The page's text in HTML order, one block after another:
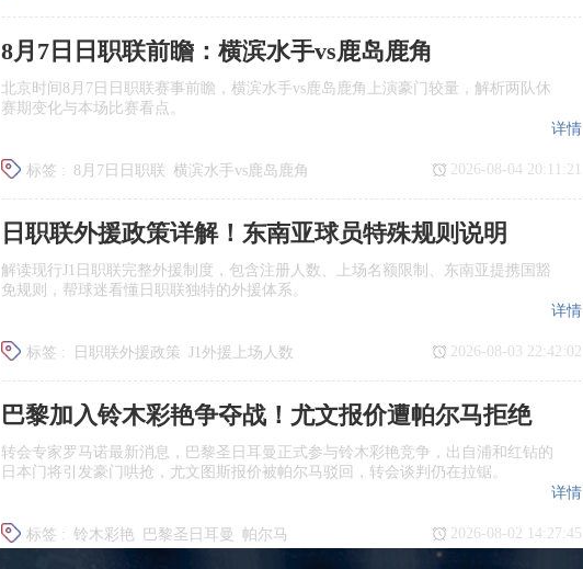
广岛三箭
8月7日日职联前瞻：横滨水手vs鹿岛鹿角
北京时间8月7日日职联赛事前瞻，横滨水手vs鹿岛鹿角上演豪门较量，解析两队休
赛期变化与本场比赛看点。
标签 : 8月7日日职联 横滨水手vs鹿岛鹿角
日职联前瞻 日职联
详情
2026-08-04 20:11:21
日职联外援政策详解！东南亚球员特殊规则说明
解读现行J1日职联完整外援制度，包含注册人数、上场名额限制、东南亚提携国豁
免规则，帮球迷看懂日职联独特的外援体系。
标签 : 日职联外援政策 J1外援上场人数
J联赛提携国球员 日职联亚外规则
详情
2026-08-03 22:42:02
巴黎加入铃木彩艳争夺战！尤文报价遭帕尔马拒绝
转会专家罗马诺最新消息，巴黎圣日耳曼正式参与铃木彩艳竞争，出自浦和红钻的
日本门将引发豪门哄抢，尤文图斯报价被帕尔马驳回，转会谈判仍在拉锯。
标签 : 铃木彩艳 巴黎圣日耳曼 帕尔马
详情
2026-08-02 14:27:45